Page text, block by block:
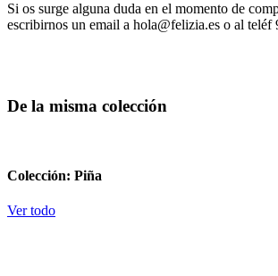
Si os surge alguna duda en el momento de
escribirnos un email a hola@felizia.es o al teléf
De la misma colección
Colección: Piña
Ver todo